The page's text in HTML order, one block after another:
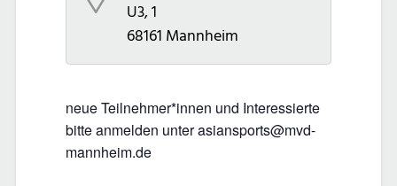
U3, 1
68161 Mannheim
neue Teilnehmer*innen und Interessierte
bitte anmelden unter asiansports@mvd-
mannheim.de